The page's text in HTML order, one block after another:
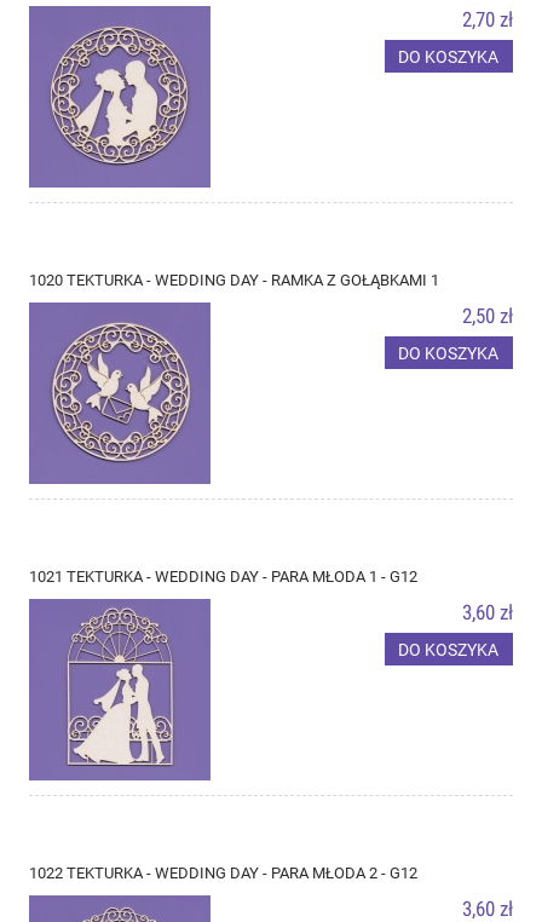
2,70 zł
DO KOSZYKA
1020 TEKTURKA - WEDDING DAY - RAMKA Z GOŁĄBKAMI 1
2,50 zł
DO KOSZYKA
1021 TEKTURKA - WEDDING DAY - PARA MŁODA 1 - G12
3,60 zł
DO KOSZYKA
1022 TEKTURKA - WEDDING DAY - PARA MŁODA 2 - G12
3,60 zł